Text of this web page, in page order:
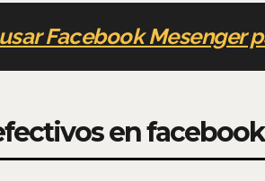
Facebook Mesenger
en facebook